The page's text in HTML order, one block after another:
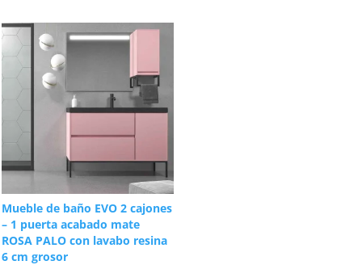
Mueble de baño EVO 2 cajones
– 1 puerta acabado mate
ROSA PALO con lavabo resina
6 cm grosor